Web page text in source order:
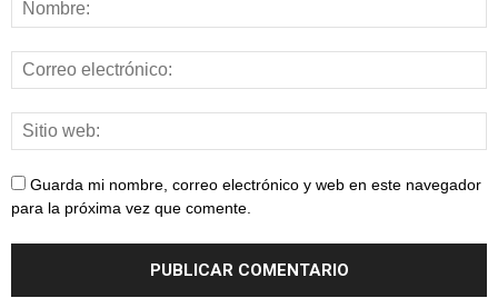
Guarda mi nombre, correo electrónico y web en este navegador
para la próxima vez que comente.